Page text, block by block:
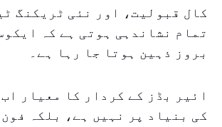
کال قبولیت، اور نئی ٹریکنگ
تمام نشاندہی ہوتی ہے کہ
بروز ذہین ہوتا جا رہا ہے۔
ائیر بڈز کے کردار کا معیار